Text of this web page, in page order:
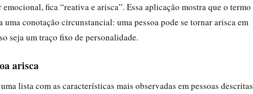
fica “reativa e arisca”. Essa aplicação mostra que o termo
uma conotação circunstancial: uma pessoa pode se tornar arisca em
seja um traço fixo de personalidade.
arisca
lista com as características mais observadas em pessoas descritas